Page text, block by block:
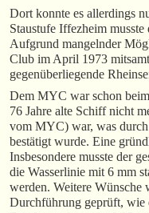
Dort konnte es allerdings
Staustufe Iffezheim
Aufgrund mangelnder
Club im April 1973
gegenüberliegende
Dem MYC war schon
76 Jahre alte Schiff nicht
vom MYC) war, was
bestätigt wurde. Eine
Insbesondere musste der
die Wasserlinie mit 6 mm
werden. Weitere Wünsche
Durchführung geprüft, wie